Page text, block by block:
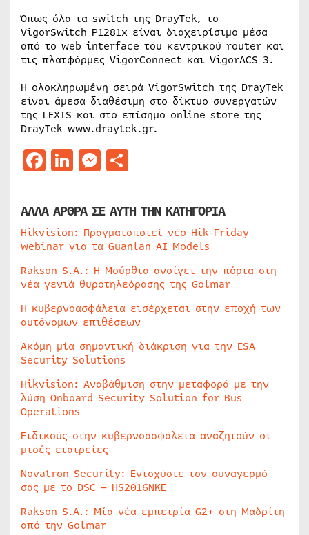
Όπως όλα τα switch της DrayTek, το
VigorSwitch P1281x είναι διαχειρίσιμο μέσα
από το web interface του κεντρικού router και
τις πλατφόρμες VigorConnect και VigorACS 3.
Η ολοκληρωμένη σειρά VigorSwitch της DrayTek
είναι άμεσα διαθέσιμη στο δίκτυο συνεργατών
της LEXIS και στο επίσημο online store της
DrayTek www.draytek.gr.
Facebook
LinkedIn
Messenger
ΑΛΛΑ ΑΡΘΡΑ ΣΕ ΑΥΤΗ ΤΗΝ ΚΑΤΗΓΟΡΙΑ
Hikvision: Πραγματοποιεί νέο Hik-Friday
webinar για τα Guanlan AI Models
Rakson S.A.: Η Μούρθια ανοίγει την πόρτα στη
νέα γενιά θυροτηλεόρασης της Golmar
Η κυβερνοασφάλεια εισέρχεται στην εποχή των
αυτόνομων επιθέσεων
Ακόμη μία σημαντική διάκριση για την ESA
Security Solutions
Hikvision: Αναβάθμιση στην μεταφορά με την
λύση Onboard Security Solution for Bus
Operations
Ειδικούς στην κυβερνοασφάλεια αναζητούν οι
μισές εταιρείες
Novatron Security: Ενισχύστε τον συναγερμό
σας με το DSC – HS2016NKE
Rakson S.A.: Μία νέα εμπειρία G2+ στη Μαδρίτη
από την Golmar